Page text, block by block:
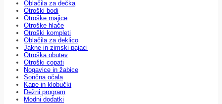
Oblačila za dečka
Otroški bodi
Otroške majice
Otroške hlače
Otroški kompleti
Oblačila za deklico
Jakne in zimski pajaci
Otroška obutev
Otroški copati
Nogavice in žabice
Sončna očala
Kape in klobučki
Dežni program
Modni dodatki